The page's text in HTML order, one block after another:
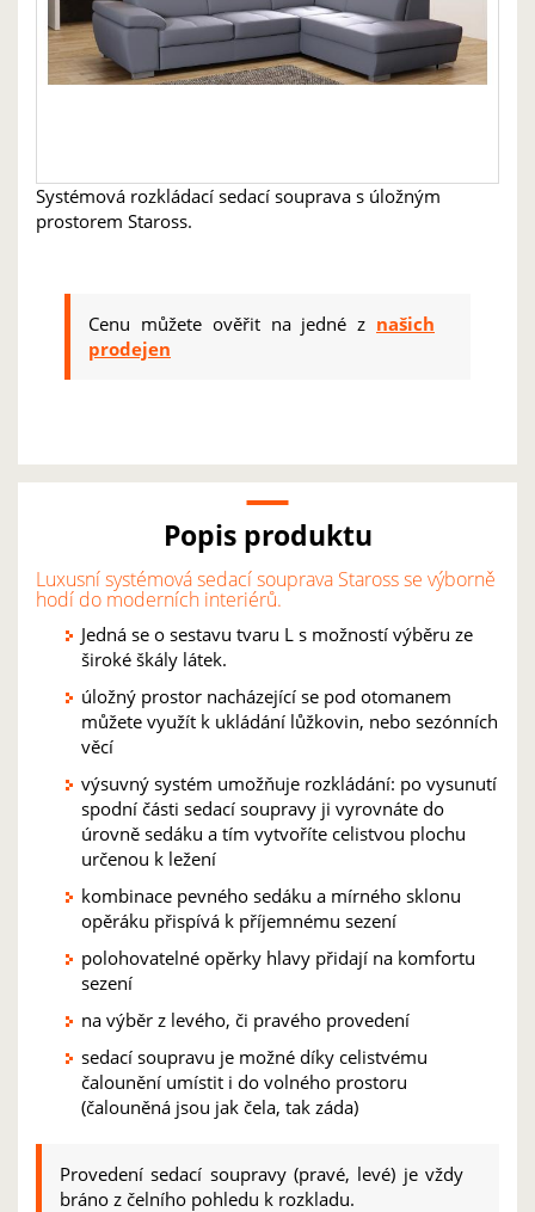
Systémová rozkládací sedací souprava s úložným
prostorem Staross.
Cenu můžete ověřit na jedné z našich
prodejen
Popis produktu
Luxusní systémová sedací souprava Staross se výborně
hodí do moderních interiérů.
Jedná se o sestavu tvaru L s možností výběru ze
široké škály látek.
úložný prostor nacházející se pod otomanem
můžete využít k ukládání lůžkovin, nebo sezónních
věcí
výsuvný systém umožňuje rozkládání: po vysunutí
spodní části sedací soupravy ji vyrovnáte do
úrovně sedáku a tím vytvoříte celistvou plochu
určenou k ležení
kombinace pevného sedáku a mírného sklonu
opěráku přispívá k příjemnému sezení
polohovatelné opěrky hlavy přidají na komfortu
sezení
na výběr z levého, či pravého provedení
sedací soupravu je možné díky celistvému
čalounění umístit i do volného prostoru
(čalouněná jsou jak čela, tak záda)
Provedení sedací soupravy (pravé, levé) je vždy
bráno z čelního pohledu k rozkladu.